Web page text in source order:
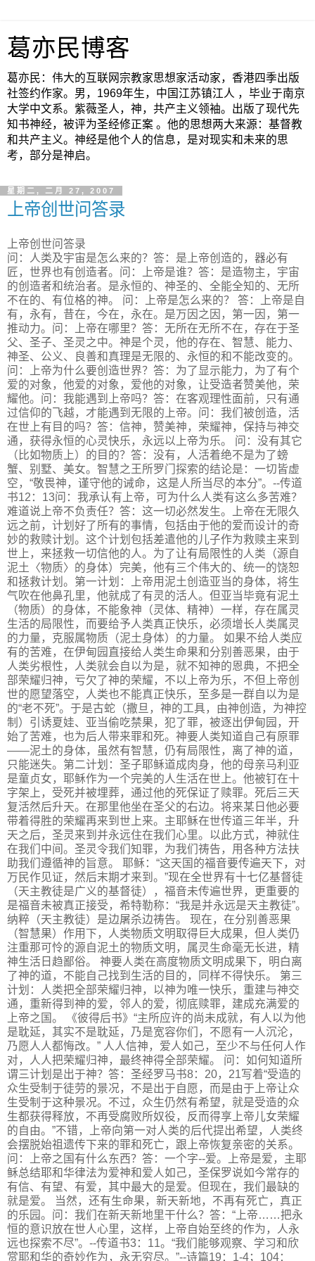
葛亦民博客
葛亦民：伟大的互联网宗教家思想家活动家，香港四季出版
社签约作家。男，1969年生，中国江苏镇江人 ，毕业于南京
大学中文系。紫薇圣人，神，共产主义领袖。出版了现代先
知书神经，被评为圣经修正案 。他的思想两大来源：基督教
和共产主义。神经是他个人的信息，是对现实和未来的思
考，部分是神启。
星期二, 二月 27, 2007
上帝创世问答录
上帝创世问答录
问：人类及宇宙是怎么来的？答：是上帝创造的，器必有
匠，世界也有创造者。问：上帝是谁？答：是造物主，宇宙
的创造者和统治者。是永恒的、神圣的、全能全知的、无所
不在的、有位格的神。 问：上帝是怎么来的？ 答：上帝是自
有，永有，昔在，今在，永在。是万因之因，第一因，第一
推动力。问：上帝在哪里？答：无所在无所不在，存在于圣
父、圣子、圣灵之中。神是个灵，他的存在、智慧、能力、
神圣、公义、良善和真理是无限的、永恒的和不能改变的。
问：上帝为什么要创造世界？答：为了显示能力，为了有个
爱的对象，他爱的对象，爱他的对象，让受造者赞美他，荣
耀他。问：我能遇到上帝吗？答：在客观理性面前，只有通
过信仰的飞越，才能遇到无限的上帝。问：我们被创造，活
在世上有目的吗？答：信神，赞美神，荣耀神，保持与神交
通，获得永恒的心灵快乐，永远以上帝为乐。 问：没有其它
（比如物质上）的目的？答：没有，人活着绝不是为了螃
蟹、别墅、美女。智慧之王所罗门探索的结论是：一切皆虚
空，“敬畏神，谨守他的诫命，这是人所当尽的本分”。--传道
书12：13问：我承认有上帝，可为什么人类有这么多苦难？
难道说上帝不负责任？答：这一切必然发生。上帝在无限久
远之前，计划好了所有的事情，包括由于他的爱而设计的奇
妙的救赎计划。这个计划包括差遣他的儿子作为救赎主来到
世上，来拯救一切信他的人。为了让有局限性的人类（源自
泥土〈物质〉的身体）完美，他有三个伟大的、统一的饶恕
和拯救计划。第一计划：上帝用泥土创造亚当的身体，将生
气吹在他鼻孔里，他就成了有灵的活人。但亚当毕竟有泥土
（物质）的身体，不能象神（灵体、精神）一样，存在属灵
生活的局限性，而要给予人类真正快乐，必须增长人类属灵
的力量，克服属物质（泥土身体）的力量。 如果不给人类应
有的苦难，在伊甸园直接给人类生命果和分别善恶果，由于
人类劣根性，人类就会自以为是，就不知神的恩典，不把全
部荣耀归神，亏欠了神的荣耀，不以上帝为乐，不但上帝创
世的愿望落空，人类也不能真正快乐，至多是一群自以为是
的“老不死”。于是古蛇（撒旦，神的工具，由神创造，为神控
制）引诱夏娃、亚当偷吃禁果，犯了罪，被逐出伊甸园，开
始了苦难，也为后人带来罪和死。神要人类知道自己有原罪
——泥土的身体，虽然有智慧，仍有局限性，离了神的道，
只能迷失。第二计划：圣子耶稣道成肉身，他的母亲马利亚
是童贞女，耶稣作为一个完美的人生活在世上。他被钉在十
字架上，受死并被埋葬，通过他的死保证了赎罪。死后三天
复活然后升天。在那里他坐在圣父的右边。将来某日他必要
带着得胜的荣耀再来到世上来。主耶稣在世传道三年半，升
天之后，圣灵来到并永远住在我们心里。以此方式，神就住
在我们中间。圣灵令我们知罪，为我们祷告，用各种方法扶
助我们遵循神的旨意。 耶稣：“这天国的福音要传遍天下，对
万民作见证，然后末期才来到。”现在全世界有十七亿基督徒
（天主教徒是广义的基督徒），福音未传遍世界，更重要的
是福音未被真正接受，希特勒称：“我是并永远是天主教徒”。
纳粹（天主教徒）是边屠杀边祷告。 现在，在分别善恶果
（智慧果）作用下，人类物质文明取得巨大成果，但人类仍
注重那可怜的源自泥土的物质文明，属灵生命毫无长进，精
神生活日趋鄙俗。 神要人类在高度物质文明成果下，明白离
了神的道，不能自己找到生活的目的，同样不得快乐。 第三
计划：人类把全部荣耀归神，以神为唯一快乐，重建与神交
通，重新得到神的爱，邻人的爱，彻底赎罪，建成充满爱的
上帝之国。 《彼得后书》“主所应许的尚未成就，有人以为他
是耽延，其实不是耽延，乃是宽容你们，不愿有一人沉沦，
乃愿人人都悔改。” 人人信神，爱人如己，至少不与任何人作
对，人人把荣耀归神，最终神得全部荣耀。 问：如何知道所
谓三计划是出于神？答：圣经罗马书8：20，21写着“受造的
众生受制于徒劳的景况，不是出于自愿，而是由于上帝让众
生受制于这种景况。不过，众生仍然有希望，就是受造的众
生都获得释放，不再受腐败所奴役，反而得享上帝儿女荣耀
的自由。”不错，上帝向第一对人类的后代提出希望，人类终
会摆脱始祖遗传下来的罪和死亡，跟上帝恢复亲密的关系。
问：上帝之国有什么东西？答：一个字--爱。上帝是爱，主耶
稣总结耶和华律法为爱神和爱人如己，圣保罗说如今常存的
有信、有望、有爱，其中最大的是爱。但现在，我们最缺的
就是爱。 当然，还有生命果，新天新地，不再有死亡，真正
的乐园。问：我们在新天新地里干什么？答：“上帝……把永
恒的意识放在世人心里，这样，上帝自始至终的作为，人永
远也探索不尽”。--传道书3：11。“我们能够观察、学习和欣
赏耶和华的奇妙作为，永无穷尽。”--诗篇19：1-4；104：